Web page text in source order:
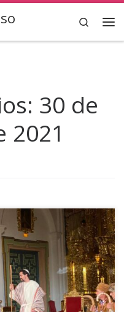
Search
30 de
2021
lugar en la Iglesia de
Jornadas de Patrimonio
de Córdoba. A lo
cabo conferencias,
guiadas. El día 24 el